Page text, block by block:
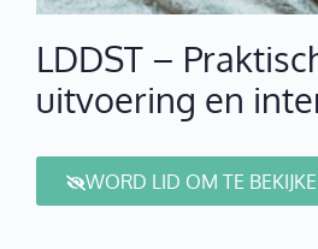
LDDST –
uitvoering en
WORD LID OM TE